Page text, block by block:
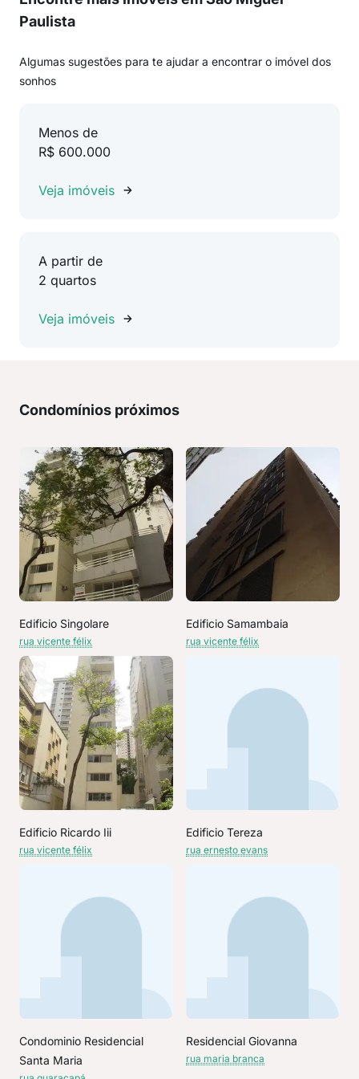
Paulista
Algumas sugestões para te ajudar a encontrar o imóvel dos
sonhos
Menos de
R$ 600.000
Veja imóveis
A partir de
2 quartos
Veja imóveis
Condomínios próximos
Edificio Singolare
rua vicente félix
Edificio Samambaia
rua vicente félix
Edificio Ricardo Iii
rua vicente félix
Edificio Tereza
rua ernesto evans
Condominio Residencial
Santa Maria
Residencial Giovanna
rua maria branca